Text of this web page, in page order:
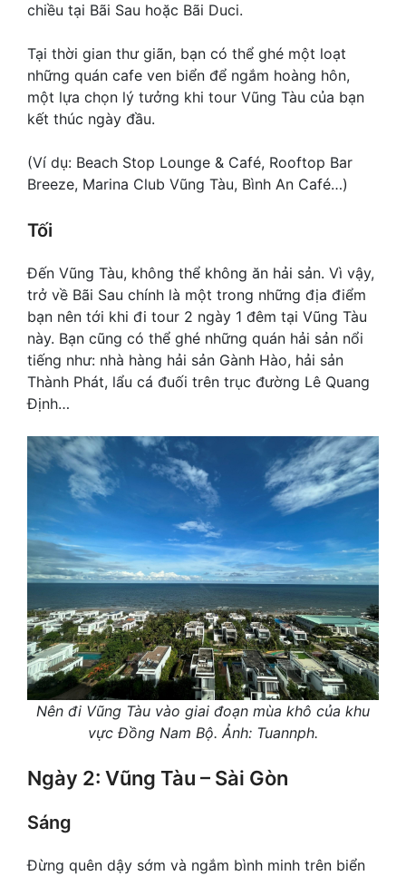
chiều tại Bãi Sau hoặc Bãi Duci.
Tại thời gian thư giãn, bạn có thể ghé một loạt
những quán cafe ven biển để ngắm hoàng hôn,
một lựa chọn lý tưởng khi tour Vũng Tàu của bạn
kết thúc ngày đầu.
(Ví dụ: Beach Stop Lounge & Café, Rooftop Bar
Breeze, Marina Club Vũng Tàu, Bình An Café…)
Tối
Đến Vũng Tàu, không thể không ăn hải sản. Vì vậy,
trở về Bãi Sau chính là một trong những địa điểm
bạn nên tới khi đi tour 2 ngày 1 đêm tại Vũng Tàu
này. Bạn cũng có thể ghé những quán hải sản nổi
tiếng như: nhà hàng hải sản Gành Hào, hải sản
Thành Phát, lẩu cá đuối trên trục đường Lê Quang
Định…
Nên đi Vũng Tàu vào giai đoạn mùa khô của khu
vực Đồng Nam Bộ. Ảnh: Tuannph.
Ngày 2: Vũng Tàu – Sài Gòn
Sáng
Đừng quên dậy sớm và ngắm bình minh trên biển